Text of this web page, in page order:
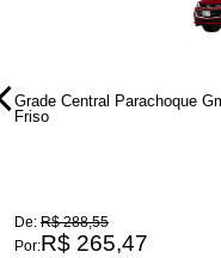
Grade Central Parachoque
Friso
De: R$ 288,55
Por:R$ 265,47